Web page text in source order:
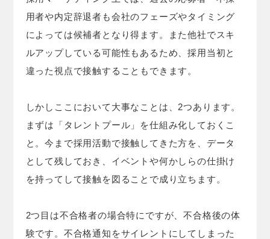
用者や内定辞退者も会社のフェーズやタイミング
によっては候補者となり得ます。また他社でスキ
ルアップしている可能性もあるため、採用当初と
違った視点で接触することもできます。
しかしここにおいて大事なことは、2つあります。
まずは「タレントプール」を仕組み化しておくこ
と。今まで採用活動で接触してきた方を、データ
として残しておき、イベントや何かしらの仕掛け
を持ってして接触を図ることで成り立ちます。
2つ目は不合格者の場合特にですが、不合格後の体
験です。不合格通知をサイレントにしてしまった